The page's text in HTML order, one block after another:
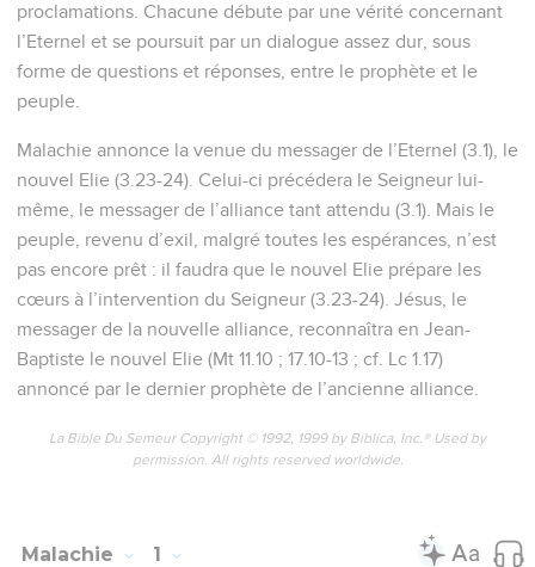
proclamations. Chacune débute par une vérité concernant
l’Eternel et se poursuit par un dialogue assez dur, sous
forme de questions et réponses, entre le prophète et le
peuple.
Malachie annonce la venue du messager de l’Eternel (3.1), le
nouvel Elie (3.23-24). Celui-ci précédera le Seigneur lui-
même, le messager de l’alliance tant attendu (3.1). Mais le
peuple, revenu d’exil, malgré toutes les espérances, n’est
pas encore prêt : il faudra que le nouvel Elie prépare les
cœurs à l’intervention du Seigneur (3.23-24). Jésus, le
messager de la nouvelle alliance, reconnaîtra en Jean-
Baptiste le nouvel Elie (Mt 11.10 ; 17.10-13 ; cf. Lc 1.17)
annoncé par le dernier prophète de l’ancienne alliance.
La Bible Du Semeur Copyright © 1992, 1999 by Biblica, Inc.® Used by
permission. All rights reserved worldwide.
Malachie 1